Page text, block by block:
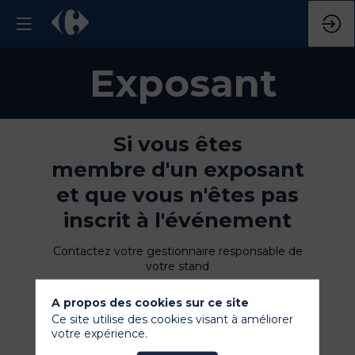
Exposant
Si vous êtes
membre d'un exposant
et que vous n'êtes pas
inscrit à l'événement
Contactez votre gestionnaire responsable de
votre stand
Déjà inscrit à
A propos des cookies sur ce site
Ce site utilise des cookies visant à améliorer
votre expérience.